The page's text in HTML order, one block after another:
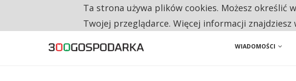
TRZECH NA CZTERECH PONOWNIE ZAŁOŻYŁOBY WŁASNĄ FIRMĘ.
WIADOMOŚCI
Ta strona używa plików cookies. Możesz
Twojej przeglądarce. Więcej informacji znajdziesz